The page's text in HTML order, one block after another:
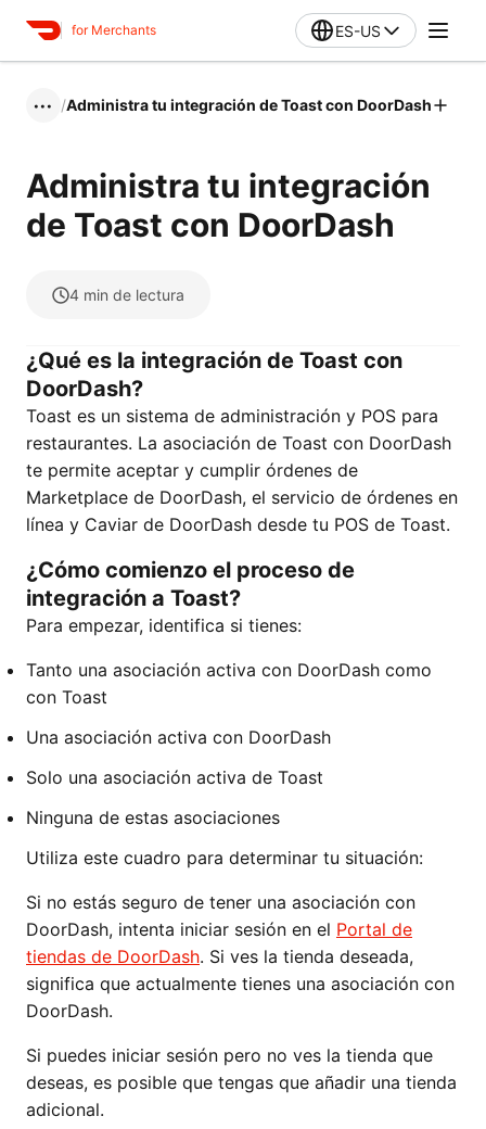
for Merchants ES-US
••• /Administra tu integración de Toast con DoorDash
Administra tu integración
de Toast con DoorDash
4 min de lectura
¿Qué es la integración de Toast con
DoorDash?
Toast es un sistema de administración y POS para
restaurantes. La asociación de Toast con DoorDash
te permite aceptar y cumplir órdenes de
Marketplace de DoorDash, el servicio de órdenes en
línea y Caviar de DoorDash desde tu POS de Toast.
¿Cómo comienzo el proceso de
integración a Toast?
Para empezar, identifica si tienes:
Tanto una asociación activa con DoorDash como
con Toast
Una asociación activa con DoorDash
Solo una asociación activa de Toast
Ninguna de estas asociaciones
Utiliza este cuadro para determinar tu situación:
Si no estás seguro de tener una asociación con
DoorDash, intenta iniciar sesión en el Portal de
tiendas de DoorDash. Si ves la tienda deseada,
significa que actualmente tienes una asociación con
DoorDash.
Si puedes iniciar sesión pero no ves la tienda que
deseas, es posible que tengas que añadir una tienda
adicional.